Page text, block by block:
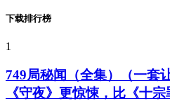
下载排行榜
1
749局秘闻（全集）（一套
《守夜》更惊悚，比《十宗